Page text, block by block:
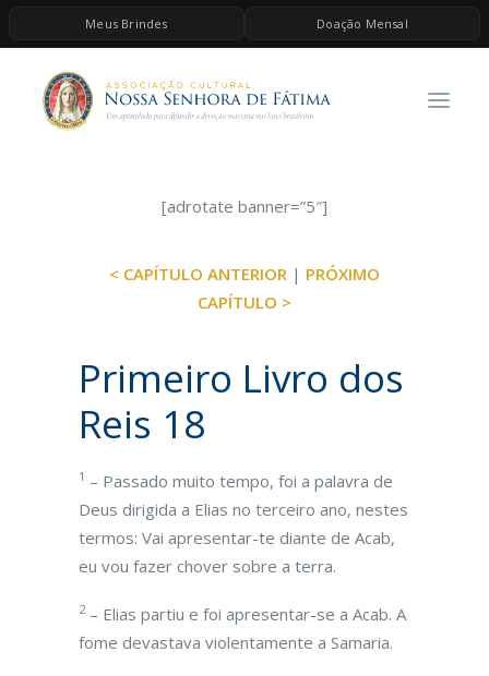
Meus Brindes Doação Mensal
HOME
A ASSOCIAÇÃO
ESPIRITUALIDADE
BRINDES
[adrotate banner=”5″]
< CAPÍTULO ANTERIOR | PRÓXIMO
CAPÍTULO >
Primeiro Livro dos
Reis 18
1 – Passado muito tempo, foi a palavra de
Deus dirigida a Elias no terceiro ano, nestes
termos: Vai apresentar-te diante de Acab,
eu vou fazer chover sobre a terra.
2– Elias partiu e foi apresentar-se a Acab. A
fome devastava violentamente a Samaria.